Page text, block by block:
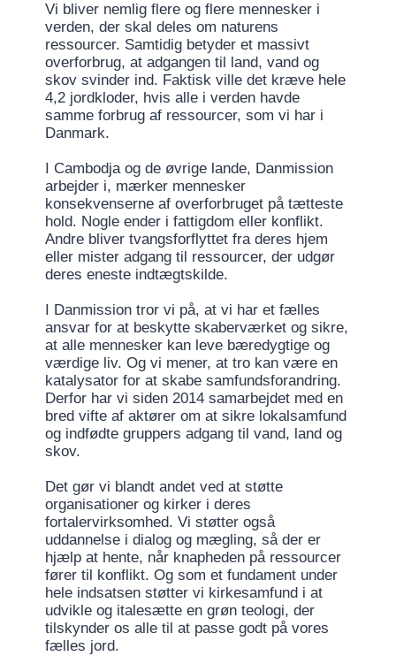
Vi bliver nemlig flere og flere mennesker i
verden, der skal deles om naturens
ressourcer. Samtidig betyder et massivt
overforbrug, at adgangen til land, vand og
skov svinder ind. Faktisk ville det kræve hele
4,2 jordkloder, hvis alle i verden havde
samme forbrug af ressourcer, som vi har i
Danmark.
I Cambodja og de øvrige lande, Danmission
arbejder i, mærker mennesker
konsekvenserne af overforbruget på tætteste
hold. Nogle ender i fattigdom eller konflikt.
Andre bliver tvangsforflyttet fra deres hjem
eller mister adgang til ressourcer, der udgør
deres eneste indtægtskilde.
I Danmission tror vi på, at vi har et fælles
ansvar for at beskytte skaberværket og sikre,
at alle mennesker kan leve bæredygtige og
værdige liv. Og vi mener, at tro kan være en
katalysator for at skabe samfundsforandring.
Derfor har vi siden 2014 samarbejdet med en
bred vifte af aktører om at sikre lokalsamfund
og indfødte gruppers adgang til vand, land og
skov.
Det gør vi blandt andet ved at støtte
organisationer og kirker i deres
fortalervirksomhed. Vi støtter også
uddannelse i dialog og mægling, så der er
hjælp at hente, når knapheden på ressourcer
fører til konflikt. Og som et fundament under
hele indsatsen støtter vi kirkesamfund i at
udvikle og italesætte en grøn teologi, der
tilskynder os alle til at passe godt på vores
fælles jord.